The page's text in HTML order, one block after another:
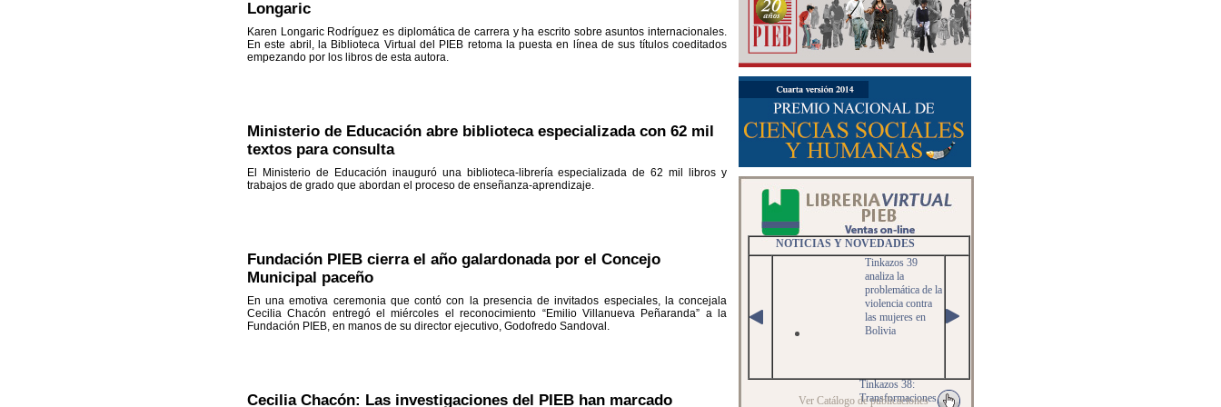
Longaric
Karen Longaric Rodríguez es diplomática de carrera y ha escrito sobre asuntos internacionales.
En este abril, la Biblioteca Virtual del PIEB retoma la puesta en línea de sus títulos coeditados
empezando por los libros de esta autora.
Ministerio de Educación abre biblioteca especializada con 62 mil
textos para consulta
El Ministerio de Educación inauguró una biblioteca-librería especializada de 62 mil libros y
trabajos de grado que abordan el proceso de enseñanza-aprendizaje.
Fundación PIEB cierra el año galardonada por el Concejo
Municipal paceño
En una emotiva ceremonia que contó con la presencia de invitados especiales, la concejala
Cecilia Chacón entregó el miércoles el reconocimiento “Emilio Villanueva Peñaranda” a la
Fundación PIEB, en manos de su director ejecutivo, Godofredo Sandoval.
Cecilia Chacón: Las investigaciones del PIEB han marcado